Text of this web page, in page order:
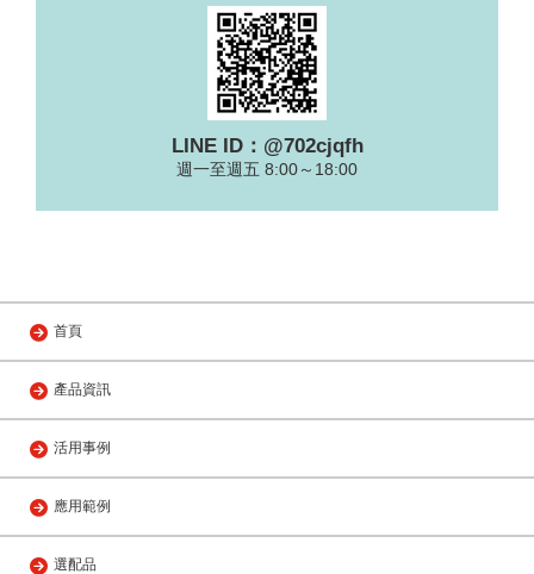
LINE ID：@702cjqfh
週一至週五 8:00～18:00
首頁
產品資訊
活用事例
應用範例
選配品